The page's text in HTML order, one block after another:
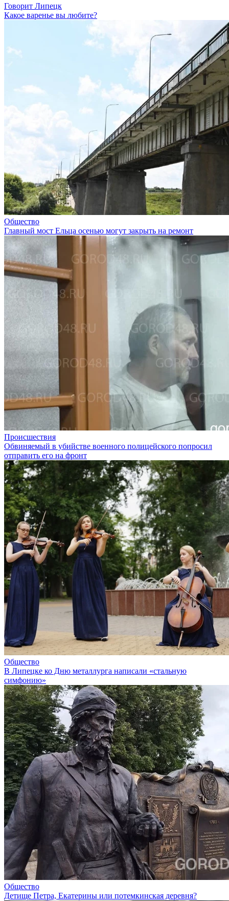
Говорит Липецк
Какое варенье вы любите?
Общество
Главный мост Ельца осенью могут закрыть на ремонт
Происшествия
Обвиняемый в убийстве военного полицейского попросил
отправить его на фронт
Общество
В Липецке ко Дню металлурга написали «стальную
симфонию»
Общество
Детище Петра, Екатерины или потемкинская деревня?